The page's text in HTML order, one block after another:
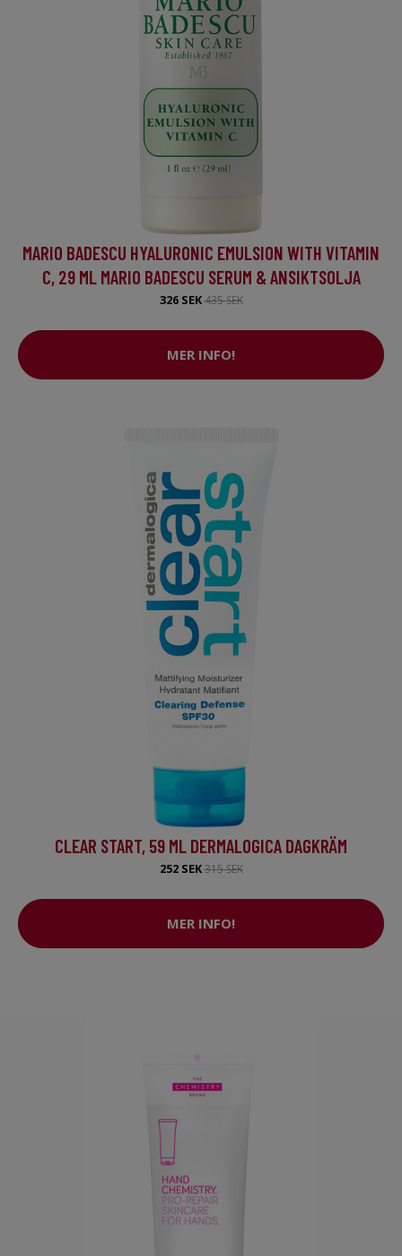
MARIO BADESCU HYALURONIC EMULSION WITH VITAMIN
C, 29 ML MARIO BADESCU SERUM & ANSIKTSOLJA
326 SEK435 SEK
MER INFO!
CLEAR START, 59 ML DERMALOGICA DAGKRÄM
252 SEK315 SEK
MER INFO!